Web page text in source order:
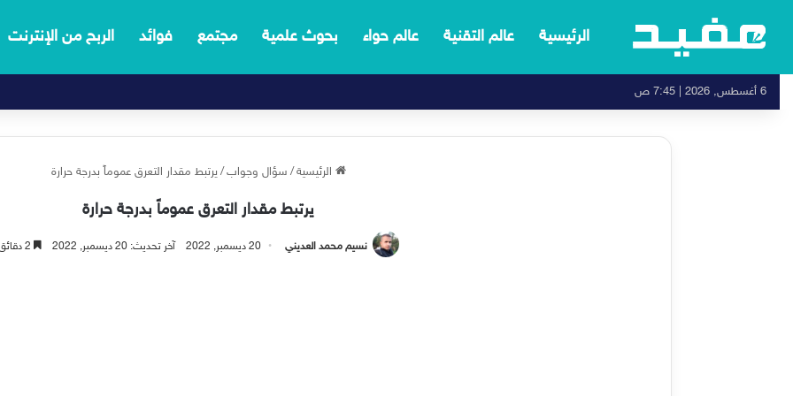
الرئيسية عالم التقنية عالم حواء بحوث علمية مجتمع فوائد الربح من الإنترنت
6 أغسطس, 2026 | 7:45 ص
الرئيسية / سؤال وجواب / يرتبط مقدار التعرق عموماً بدرجة حرارة
يرتبط مقدار التعرق عموماً بدرجة حرارة
نسيم محمد العديني 20 ديسمبر, 2022 آخر تحديث: 20 ديسمبر, 2022